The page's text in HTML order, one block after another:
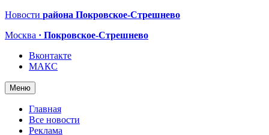
Новости района Покровское-Стрешнево
Москва · Покровское-Стрешнево
Вконтакте
МАКС
Меню
Главная
Все новости
Реклама